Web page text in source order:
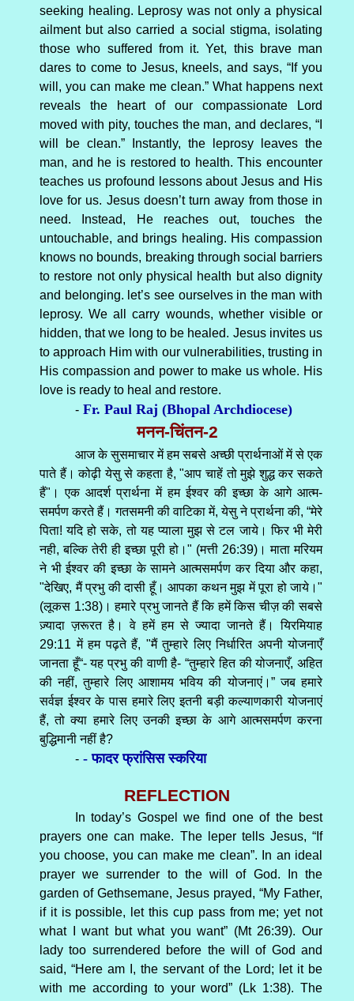
seeking healing. Leprosy was not only a physical
ailment but also carried a social stigma, isolating
those who suffered from it. Yet, this brave man
dares to come to Jesus, kneels, and says, “If you
will, you can make me clean.” What happens next
reveals the heart of our compassionate Lord
moved with pity, touches the man, and declares, “I
will be clean.” Instantly, the leprosy leaves the
man, and he is restored to health. This encounter
teaches us profound lessons about Jesus and His
love for us. Jesus doesn’t turn away from those in
need. Instead, He reaches out, touches the
untouchable, and brings healing. His compassion
knows no bounds, breaking through social barriers
to restore not only physical health but also dignity
and belonging. let’s see ourselves in the man with
leprosy. We all carry wounds, whether visible or
hidden, that we long to be healed. Jesus invites us
to approach Him with our vulnerabilities, trusting in
His compassion and power to make us whole. His
love is ready to heal and restore.
-Fr. Paul Raj (Bhopal Archdiocese)
मनन-चिंतन-2
आज के सुसमाचार में हम सबसे अच्छी प्रार्थनाओं में से एक
पाते हैं। कोढ़ी येसु से कहता है, "आप चाहें तो मुझे शुद्ध कर सकते
हैं"। एक आदर्श प्रार्थना में हम ईश्वर की इच्छा के आगे आत्म-
समर्पण करते हैं। गतसमनी की वाटिका में, येसु ने प्रार्थना की, “मेरे
पिता! यदि हो सके, तो यह प्याला मुझ से टल जाये। फिर भी मेरी
नही, बल्कि तेरी ही इच्छा पूरी हो।" (मत्ती 26:39)। माता मरियम
ने भी ईश्वर की इच्छा के सामने आत्मसमर्पण कर दिया और कहा,
"देखिए, मैं प्रभु की दासी हूँ। आपका कथन मुझ में पूरा हो जाये।"
(लूकस 1:38)। हमारे प्रभु जानते हैं कि हमें किस चीज़ की सबसे
ज़्यादा ज़रूरत है। वे हमें हम से ज्यादा जानते हैं। यिरमियाह
29:11 में हम पढ़ते हैं, "मैं तुम्हारे लिए निर्धारित अपनी योजनाएँ
जानता हूँ“- यह प्रभु की वाणी है- “तुम्हारे हित की योजनाएँ, अहित
की नहीं, तुम्हारे लिए आशामय भविय की योजनाएं।” जब हमारे
सर्वज्ञ ईश्वर के पास हमारे लिए इतनी बड़ी कल्याणकारी योजनाएं
हैं, तो क्या हमारे लिए उनकी इच्छा के आगे आत्मसमर्पण करना
बुद्धिमानी नहीं है?
-- फादर फ्रांसिस स्करिया
REFLECTION
In today’s Gospel we find one of the best
prayers one can make. The leper tells Jesus, “If
you choose, you can make me clean”. In an ideal
prayer we surrender to the will of God. In the
garden of Gethsemane, Jesus prayed, “My Father,
if it is possible, let this cup pass from me; yet not
what I want but what you want” (Mt 26:39). Our
lady too surrendered before the will of God and
said, “Here am I, the servant of the Lord; let it be
with me according to your word” (Lk 1:38). The